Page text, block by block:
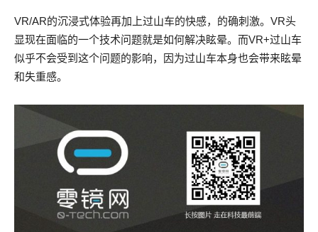
VR/AR的沉浸式体验再加上过山车的快感，的确刺激。VR头
显现在面临的一个技术问题就是如何解决眩晕。而VR+过山车
似乎不会受到这个问题的影响，因为过山车本身也会带来眩晕
和失重感。